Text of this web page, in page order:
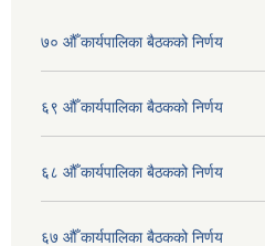
७० औँ कार्यपालिका बैठकको निर्णय
६९ औँ कार्यपालिका बैठकको निर्णय
६८ औँ कार्यपालिका बैठकको निर्णय
६७ औँ कार्यपालिका बैठकको निर्णय